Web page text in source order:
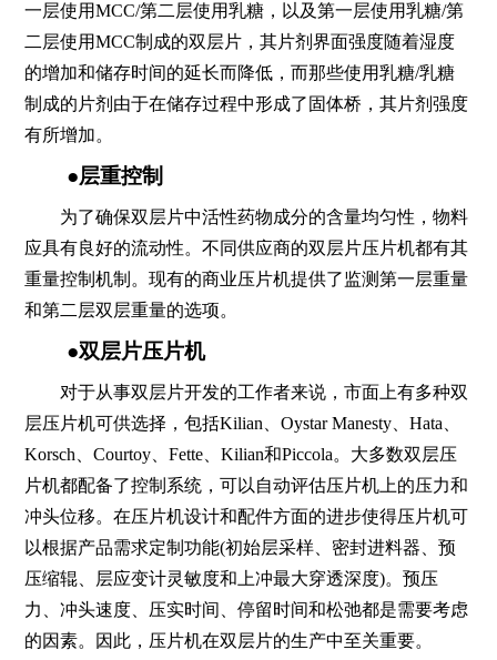
一层使用MCC/第二层使用乳糖，以及第一层使用乳糖/第
二层使用MCC制成的双层片，其片剂界面强度随着湿度
的增加和储存时间的延长而降低，而那些使用乳糖/乳糖
制成的片剂由于在储存过程中形成了固体桥，其片剂强度
有所增加。
●层重控制
为了确保双层片中活性药物成分的含量均匀性，物料
应具有良好的流动性。不同供应商的双层片压片机都有其
重量控制机制。现有的商业压片机提供了监测第一层重量
和第二层双层重量的选项。
●双层片压片机
对于从事双层片开发的工作者来说，市面上有多种双
层压片机可供选择，包括Kilian、Oystar Manesty、Hata、
Korsch、Courtoy、Fette、Kilian和Piccola。大多数双层压
片机都配备了控制系统，可以自动评估压片机上的压力和
冲头位移。在压片机设计和配件方面的进步使得压片机可
以根据产品需求定制功能(初始层采样、密封进料器、预
压缩辊、层应变计灵敏度和上冲最大穿透深度)。预压
力、冲头速度、压实时间、停留时间和松弛都是需要考虑
的因素。因此，压片机在双层片的生产中至关重要。